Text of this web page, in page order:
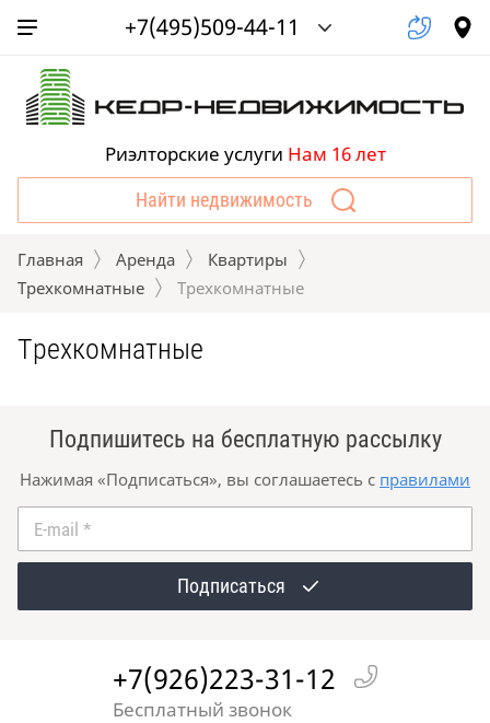
+7(495)509-44-11
Риэлторские услуги Нам 16 лет
Найти недвижимость
Главная Аренда
Квартиры
Трехкомнатные
Трехкомнатные
Трехкомнатные
Подпишитесь на бесплатную рассылку
Нажимая «Подписаться», вы соглашаетесь с правилами
E-mail *
Подписаться
+7(926)223-31-12
Бесплатный звонок